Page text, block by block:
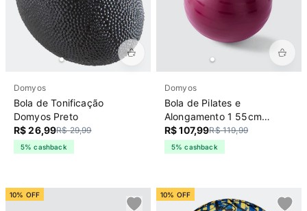
Domyos
Bola de Tonificação
Domyos Preto
R$ 26,99R$ 29,99
5% cashback
Domyos
Bola de Pilates e
Alongamento 1 55cm
Domyos Bordo
R$ 107,99R$ 119,99
5% cashback
10% OFF 10% OFF